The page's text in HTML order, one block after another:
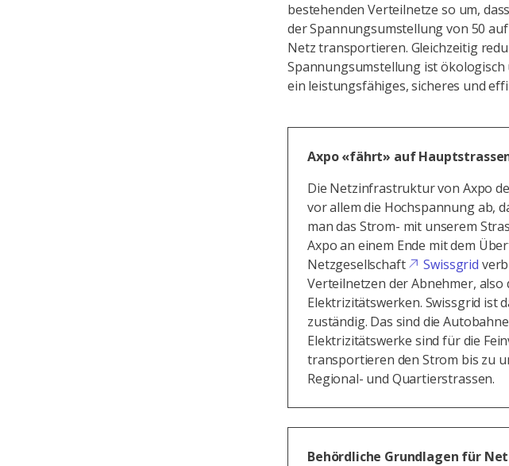
bestehenden Verteilnetze so um,
der Spannungsumstellung von 50
Netz transportieren. Gleichzeitig
Spannungsumstellung ist
ein leistungsfähiges, sicheres und
Axpo «fährt» auf
Die Netzinfrastruktur von Axpo
vor allem die Hochspannung ab,
man das Strom- mit unserem
Axpo an einem Ende mit dem
Netzgesellschaft
Swissgrid
Verteilnetzen der Abnehmer,
Elektrizitätswerken. Swissgrid ist
zuständig. Das sind die
Elektrizitätswerke sind für die
transportieren den Strom bis zu
Regional- und Quartierstrassen.
Behördliche Grundlagen für